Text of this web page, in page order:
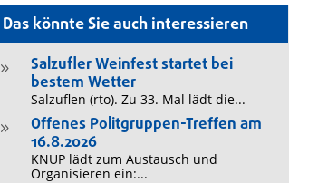
Das könnte Sie auch interessieren
9
Salzufler Weinfest startet bei
bestem Wetter
Salzuflen (rto). Zu 33. Mal lädt die...
9
Offenes Politgruppen-Treffen am
16.8.2026
KNUP lädt zum Austausch und
Organisieren ein:...